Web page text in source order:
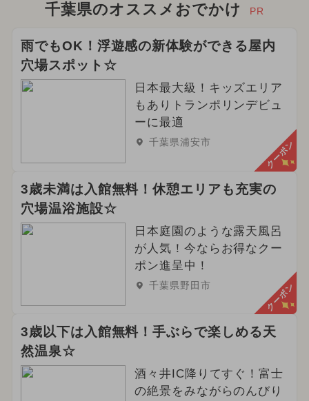
千葉県のオススメおでかけ PR
雨でもOK！浮遊感の新体験ができる屋内
穴場スポット☆
日本最大級！キッズエリア
もありトランポリンデビュ
ーに最適
千葉県浦安市 クーポン
3歳未満は入館無料！休憩エリアも充実の
穴場温浴施設☆
日本庭園のような露天風呂
が人気！今ならお得なクー
ポン進呈中！
千葉県野田市 クーポン
3歳以下は入館無料！手ぶらで楽しめる天
然温泉☆
酒々井IC降りてすぐ！富士
の絶景をみながらのんびり